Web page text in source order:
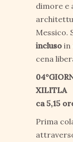
dimore e
Messico.
incluso in
cena
ca 5,15
Prima